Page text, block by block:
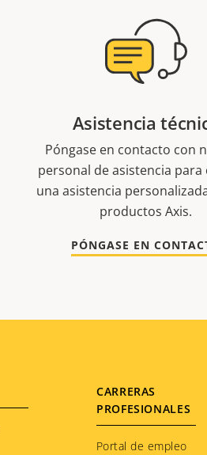
Asistencia
Póngase en contacto con
personal de asistencia
una asistencia
productos Axis.
PÓNGASE EN
CARRERAS
PROFESIONALES
Portal de empleo